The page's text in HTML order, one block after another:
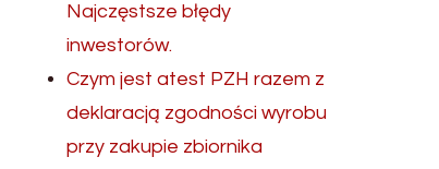
Najczęstsze błędy
inwestorów.
Czym jest atest PZH razem z
deklaracją zgodności wyrobu
przy zakupie zbiornika